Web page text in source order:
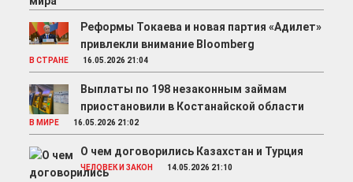
Реформы Токаева и новая партия «Адилет»
привлекли внимание Bloomberg
В СТРАНЕ 16.05.2026 21:04
Выплаты по 198 незаконным займам
приостановили в Костанайской области
В МИРЕ 16.05.2026 21:02
О чем договорились Казахстан и Турция
ЧЕЛОВЕК И ЗАКОН 14.05.2026 21:10